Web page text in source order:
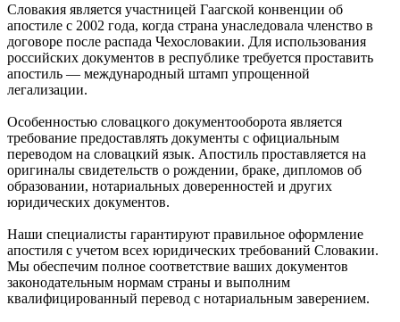
Словакия является участницей Гаагской конвенции об
апостиле с 2002 года, когда страна унаследовала членство в
договоре после распада Чехословакии. Для использования
российских документов в республике требуется проставить
апостиль — международный штамп упрощенной
легализации.
Особенностью словацкого документооборота является
требование предоставлять документы с официальным
переводом на словацкий язык. Апостиль проставляется на
оригиналы свидетельств о рождении, браке, дипломов об
образовании, нотариальных доверенностей и других
юридических документов.
Наши специалисты гарантируют правильное оформление
апостиля с учетом всех юридических требований Словакии.
Мы обеспечим полное соответствие ваших документов
законодательным нормам страны и выполним
квалифицированный перевод с нотариальным заверением.